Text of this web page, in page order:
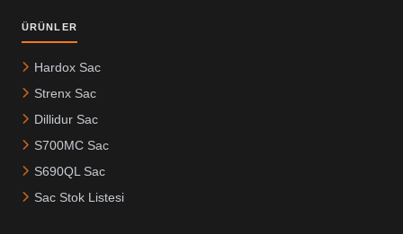
ÜRÜNLER
Hardox Sac
Strenx Sac
Dillidur Sac
S700MC Sac
S690QL Sac
Sac Stok Listesi